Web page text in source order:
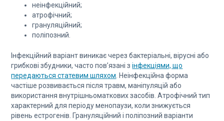
неінфекційний;
атрофічний;
грануляційний;
поліпозний.
Інфекційний варіант виникає через бактеріальні, вірусні або
грибкові збудники, часто пов’язані зінфекціями, що
передаються статевим шляхом . Неінфекційна форма
частіше розвивається після травм, маніпуляцій або
використання внутрішньоматкових засобів. Атрофічний тип
характерний для періоду менопаузи, коли знижується
рівень естрогенів. Грануляційний і поліпозний варіанти